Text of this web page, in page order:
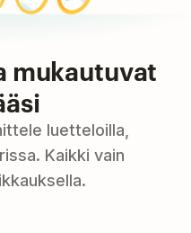
mukautuvat
luetteloilla,
Kaikki vain